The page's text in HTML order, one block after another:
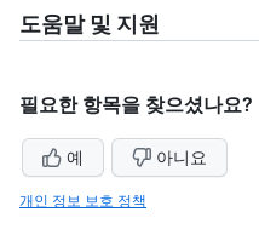
도움말 및 지원
필요한 항목을 찾으셨나요?
예 아니요
개인 정보 보호 정책